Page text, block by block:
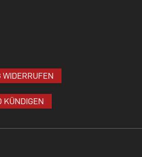
WIDERRUFEN
KÜNDIGEN